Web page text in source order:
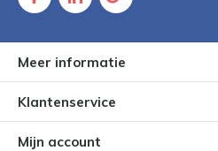
Meer informatie
Klantenservice
Mijn account